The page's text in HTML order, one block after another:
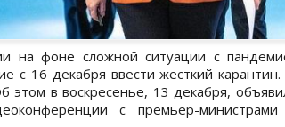
на фоне сложной ситуации с
с 16 декабря ввести жесткий
этом в воскресенье, 13 декабря,
с премьер-